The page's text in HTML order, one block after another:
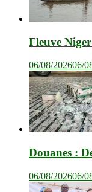
Fleuve
06/08/202606/
Douanes :
06/08/202606/